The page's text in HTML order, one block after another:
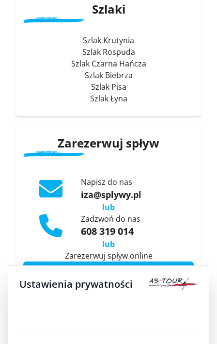
Szlaki
Szlak Krutynia
Szlak Rospuda
Szlak Czarna Hańcza
Szlak Biebrza
Szlak Pisa
Szlak Łyna
Zarezerwuj spływ
Napisz do nas
iza@splywy.pl
lub
Zadzwoń do nas
608 319 014
lub
Zarezerwuj spływ online
Ustawienia prywatności